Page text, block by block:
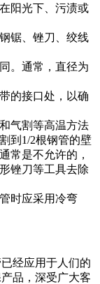
阳光下、污渍或
锯、锉刀、绞线
。通常，直径为
的接口处，以确
气割等高温方法
到1/2根钢管的壁
常是不允许的，
锉刀等工具去除
时应采用冷弯
经应用于人们的
品，深受广大客